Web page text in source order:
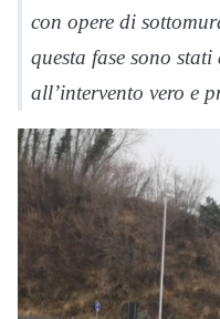
con opere di
questa fase sono
all’intervento vero e